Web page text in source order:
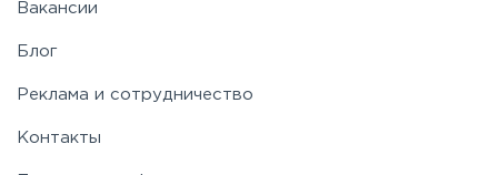
Вакансии
Блог
Реклама и сотрудничество
Контакты